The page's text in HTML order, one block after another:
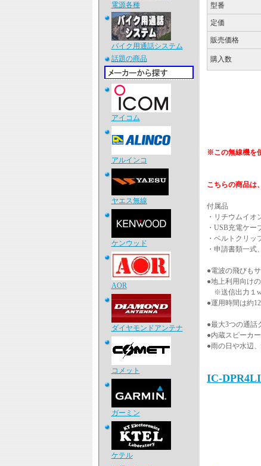
電源各種
バイク用通話システム
話題の商品
アイコム
アルインコ
ヤエス無線
ケンウッド
AOR
ダイヤモンドアンテナ
コメット
ガーミン
ケテル
型番
定価
販売価格
購入数
※この無線機を
こちらの商品は
付属品
・リチウムイオ
・USB充電ケー
・ベルトクリッ
・申請書類一式
●電波の飛びも
●地上利用向け
※送信出力１
●運用時間は約
●最大3つの通話
●内蔵スピーカ
●雨の日や水辺
IC-